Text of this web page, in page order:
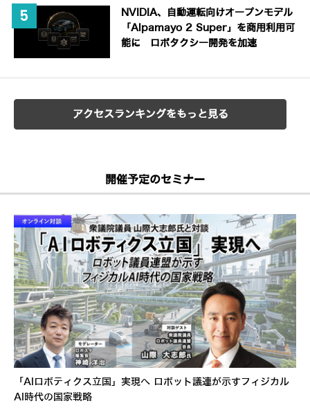
NVIDIA、自動運転向けオープンモデル
「Alpamayo 2 Super」を商用利用可
能に ロボタクシー開発を加速
アクセスランキングをもっと見る
開催予定のセミナー
「AIロボティクス立国」実現へ ロボット議連が示すフィジカル
AI時代の国家戦略